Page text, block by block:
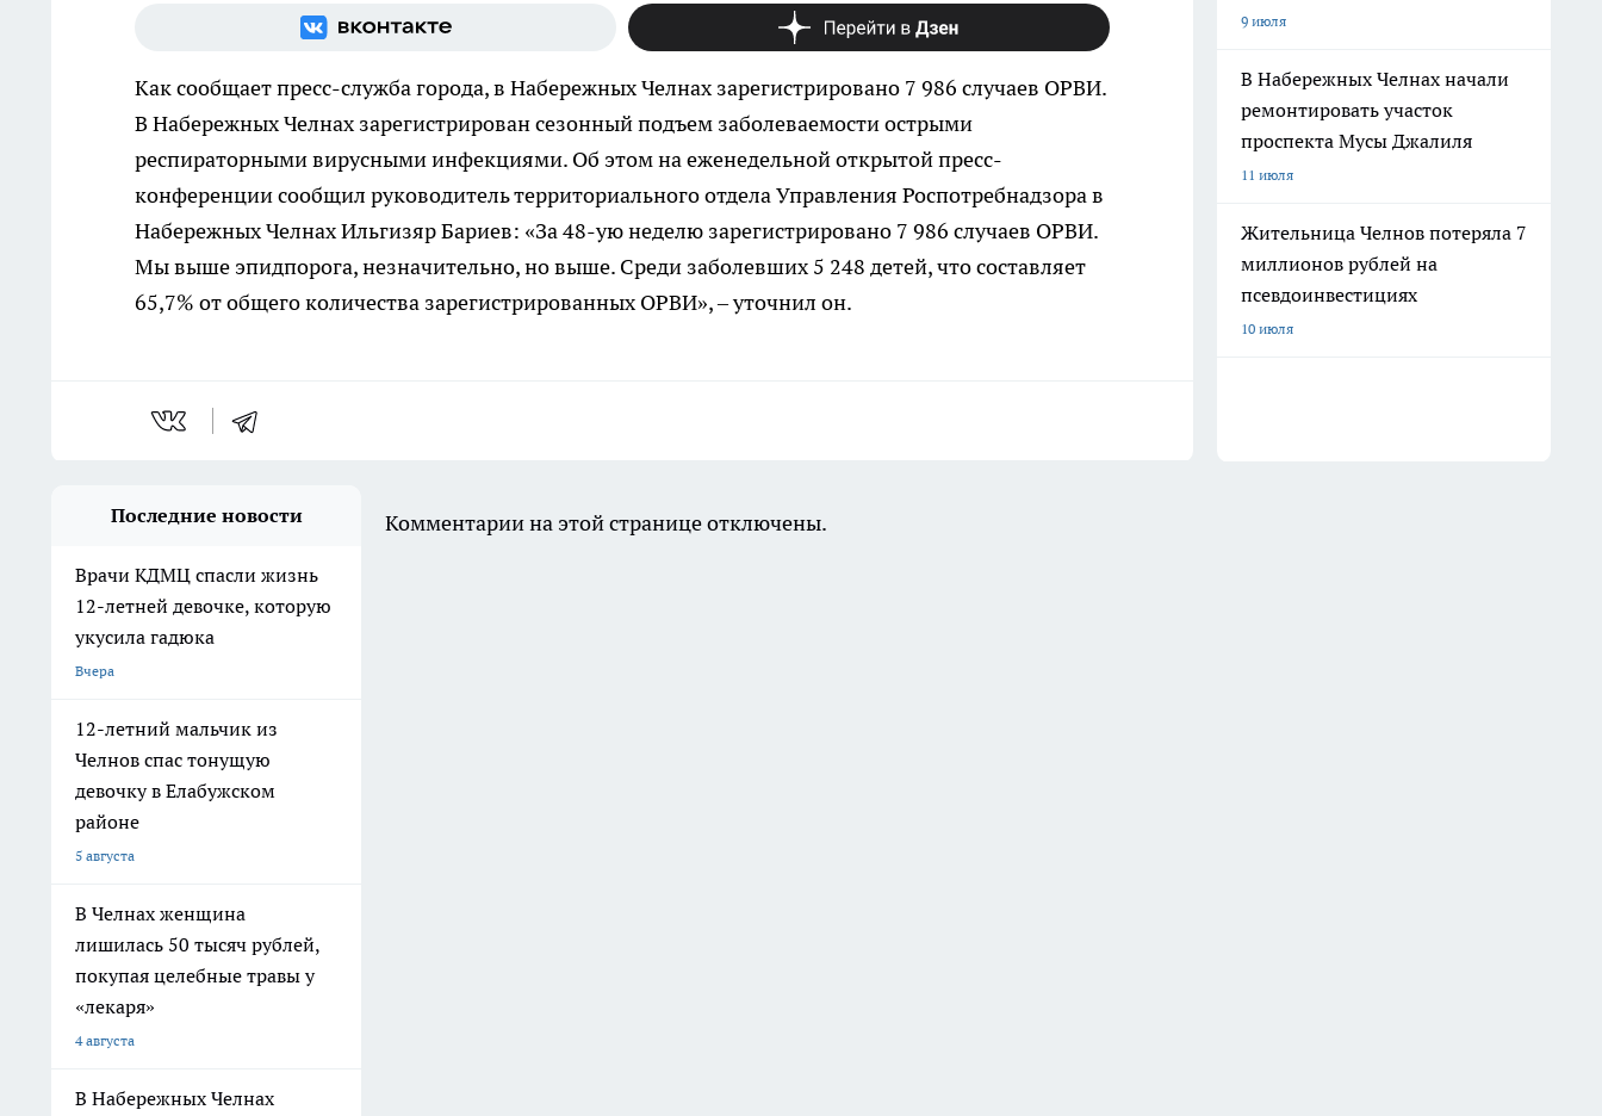
Как сообщает пресс-служба города, в Набережных Челнах зарегистрировано 7 986 случаев ОРВИ.
В Набережных Челнах зарегистрирован сезонный подъем заболеваемости острыми
респираторными вирусными инфекциями. Об этом на еженедельной открытой пресс-
конференции сообщил руководитель территориального отдела Управления Роспотребнадзора в
Набережных Челнах Ильгизяр Бариев: «За 48-ую неделю зарегистрировано 7 986 случаев ОРВИ.
Мы выше эпидпорога, незначительно, но выше. Среди заболевших 5 248 детей, что составляет
65,7% от общего количества зарегистрированных ОРВИ», – уточнил он.
9 июля
В Набережных Челнах начали
ремонтировать участок
проспекта Мусы Джалиля
11 июля
Жительница Челнов потеряла 7
миллионов рублей на
псевдоинвестициях
10 июля
Последние новости
Врачи КДМЦ спасли жизнь
12-летней девочке, которую
укусила гадюка
Вчера
12-летний мальчик из
Челнов спас тонущую
девочку в Елабужском
районе
5 августа
В Челнах женщина
лишилась 50 тысяч рублей,
покупая целебные травы у
«лекаря»
4 августа
В Набережных Челнах
Комментарии на этой странице отключены.